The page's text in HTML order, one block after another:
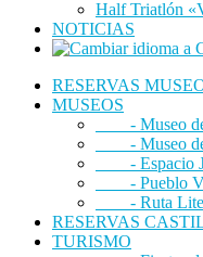
Half Triatlón
NOTICIAS
RESERVAS
MUSEOS
- Museo de
- Museo de
- Espacio
- Pueblo
- Ruta
RESERVAS
TURISMO